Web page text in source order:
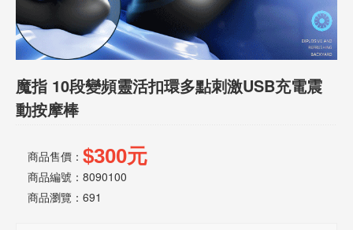
說
明
魔指 10段變頻靈活扣環多點刺激USB充電震
動按摩棒
商品售價： $300元
商品編號：8090100
商品瀏覽： 691